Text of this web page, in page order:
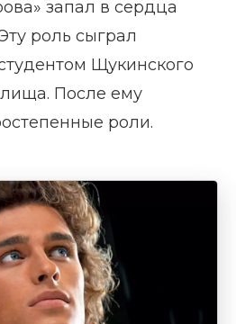
запал в сердца
роль сыграл
Щукинского
После ему
роли.